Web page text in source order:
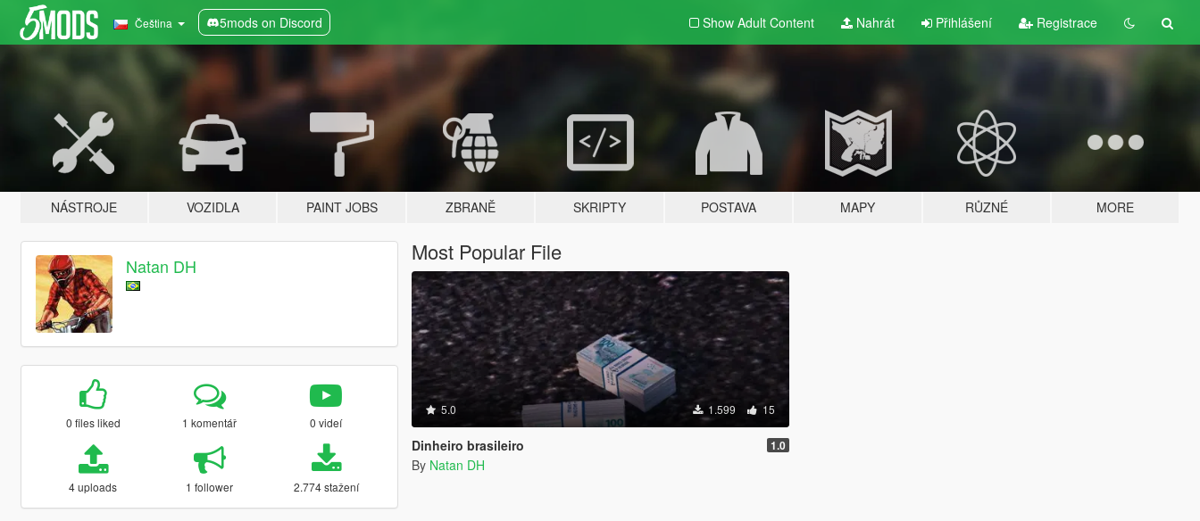
Čeština 5mods on Discord Show Adult Content Nahrát Přihlášení Registrace
NÁSTROJE VOZIDLA PAINT JOBS ZBRANĚ SKRIPTY POSTAVA MAPY RŮZNÉ MORE
Natan DH
0 files liked 1 komentář 0 videí
4 uploads 1 follower 2.774 stažení
Most Popular File
5.0 1.599 15
Dinheiro brasileiro 1.0
By Natan DH